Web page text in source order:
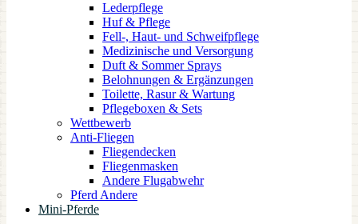
Lederpflege
Huf & Pflege
Fell-, Haut- und Schweifpflege
Medizinische und Versorgung
Duft & Sommer Sprays
Belohnungen & Ergänzungen
Toilette, Rasur & Wartung
Pflegeboxen & Sets
Wettbewerb
Anti-Fliegen
Fliegendecken
Fliegenmasken
Andere Flugabwehr
Pferd Andere
Mini-Pferde